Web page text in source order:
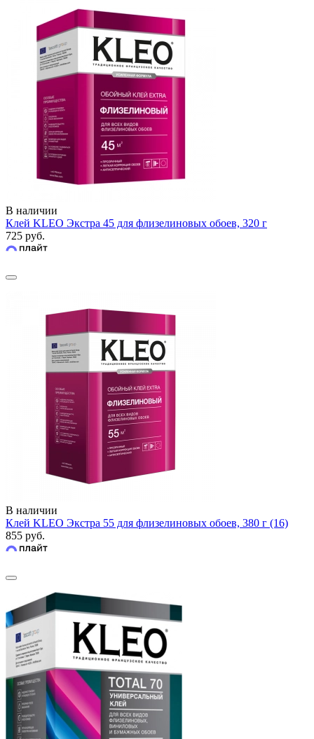
В наличии
Клей KLEO Экстра 45 для флизелиновых обоев, 320 г
725 руб.
В наличии
Клей KLEO Экстра 55 для флизелиновых обоев, 380 г (16)
855 руб.